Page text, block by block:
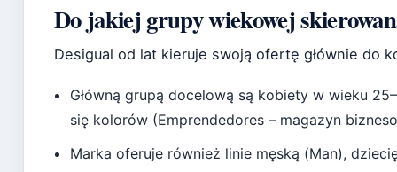
Do jakiej grupy wiekowej
Desigual od lat kieruje swoją ofertę głównie do
Główną grupą docelową są kobiety w wieku
się kolorów (Emprendedores – magazyn
Marka oferuje również linie męską (Man),